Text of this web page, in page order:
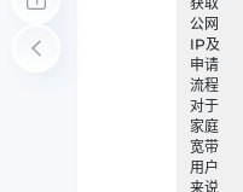
公网
IP及
申请
流程
对于
家庭
宽带
用户
来说